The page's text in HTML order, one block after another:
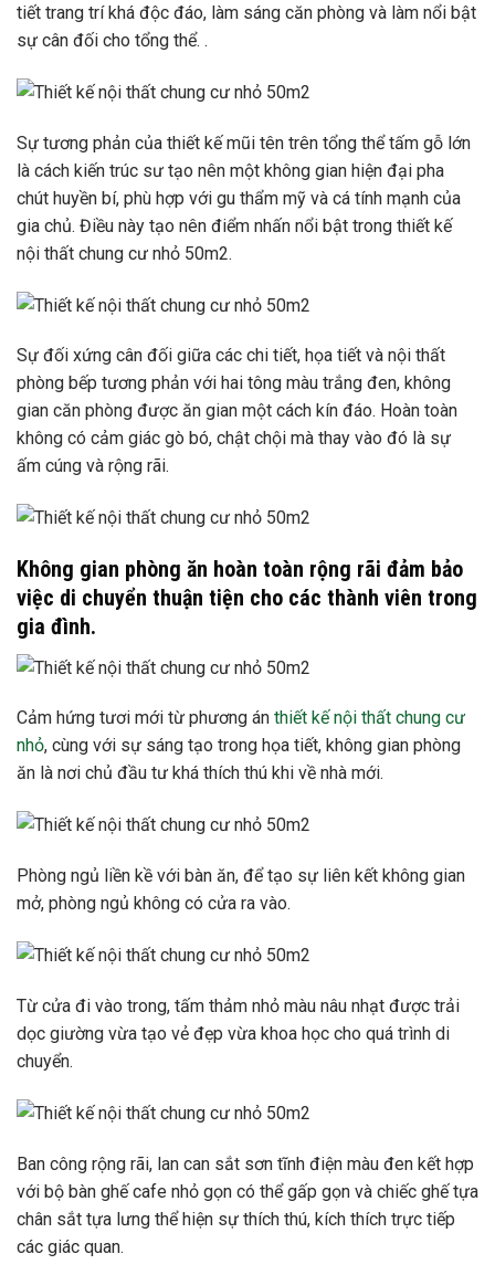
tiết trang trí khá độc đáo, làm sáng căn phòng và làm nổi bật
sự cân đối cho tổng thể. .
Sự tương phản của thiết kế mũi tên trên tổng thể tấm gỗ lớn
là cách kiến ​​trúc sư tạo nên một không gian hiện đại pha
chút huyền bí, phù hợp với gu thẩm mỹ và cá tính mạnh của
gia chủ. Điều này tạo nên điểm nhấn nổi bật trong thiết kế
nội thất chung cư nhỏ 50m2.
Sự đối xứng cân đối giữa các chi tiết, họa tiết và nội thất
phòng bếp tương phản với hai tông màu trắng đen, không
gian căn phòng được ăn gian một cách kín đáo. Hoàn toàn
không có cảm giác gò bó, chật chội mà thay vào đó là sự
ấm cúng và rộng rãi.
Không gian phòng ăn hoàn toàn rộng rãi đảm bảo
việc di chuyển thuận tiện cho các thành viên trong
gia đình.
Cảm hứng tươi mới từ phương án thiết kế nội thất chung cư
nhỏ, cùng với sự sáng tạo trong họa tiết, không gian phòng
ăn là nơi chủ đầu tư khá thích thú khi về nhà mới.
Phòng ngủ liền kề với bàn ăn, để tạo sự liên kết không gian
mở, phòng ngủ không có cửa ra vào.
Từ cửa đi vào trong, tấm thảm nhỏ màu nâu nhạt được trải
dọc giường vừa tạo vẻ đẹp vừa khoa học cho quá trình di
chuyển.
Ban công rộng rãi, lan can sắt sơn tĩnh điện màu đen kết hợp
với bộ bàn ghế cafe nhỏ gọn có thể gấp gọn và chiếc ghế tựa
chân sắt tựa lưng thể hiện sự thích thú, kích thích trực tiếp
các giác quan.